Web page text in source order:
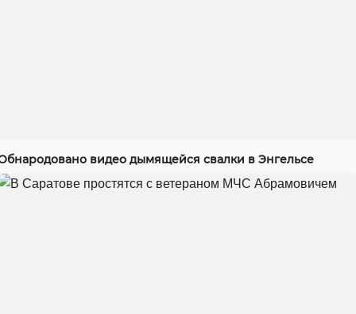
видео дымящейся свалки в Энгельсе